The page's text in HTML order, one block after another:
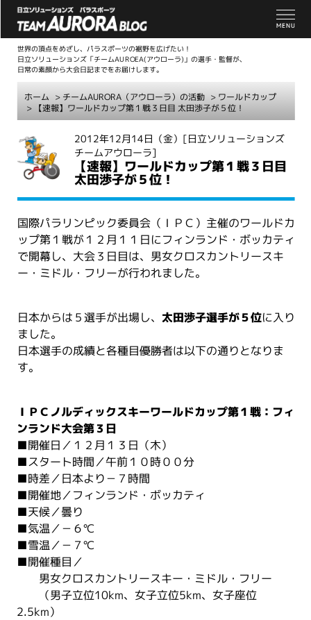
世界の頂点をめざし、パラスポーツの裾野を広げたい！
日立ソリューションズ「チームAUROEA(アウローラ)」の選手・監督が、
日常の素顔から大会日記までをお届けします。
ホーム > チームAURORA（アウローラ）の活動 > ワールドカップ
> 【速報】ワールドカップ第１戦３日目 太田渉子が５位！
2012年12月14日（金） [日立ソリューションズ
チームアウローラ]
【速報】ワールドカップ第１戦３日目
太田渉子が５位！
国際パラリンピック委員会（ＩＰＣ）主催のワールドカ
ップ第１戦が１２月１１日にフィンランド・ボッカティ
で開幕し、大会３日目は、男女クロスカントリースキ
ー・ミドル・フリーが行われました。
日本からは５選手が出場し、 太田渉子選手が５位に入り
ました。
日本選手の成績と各種目優勝者は以下の通りとなりま
す。
ＩＰＣノルディックスキーワールドカップ第１戦：フィ
ンランド大会第３日
■開催日／１２月１３日（木）
■スタート時間／午前１０時００分
■時差／日本より－７時間
■開催地／フィンランド・ボッカティ
■天候／曇り
■気温／－６℃
■雪温／－７℃
■開催種目／
男女クロスカントリースキー・ミドル・フリー
（男子立位10km、女子立位5km、女子座位
2.5km）